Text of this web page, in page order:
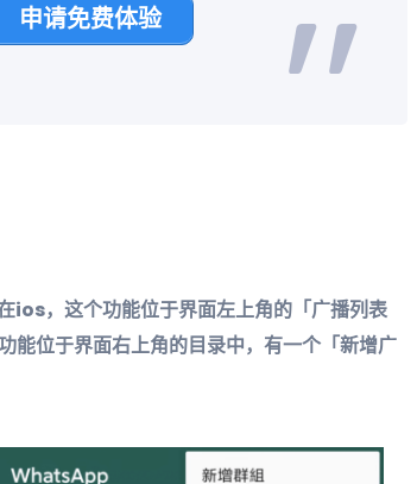
申请免费体验
，这个功能位于界面左上角的「广播列表
位于界面右上角的目录中，有一个「新增广